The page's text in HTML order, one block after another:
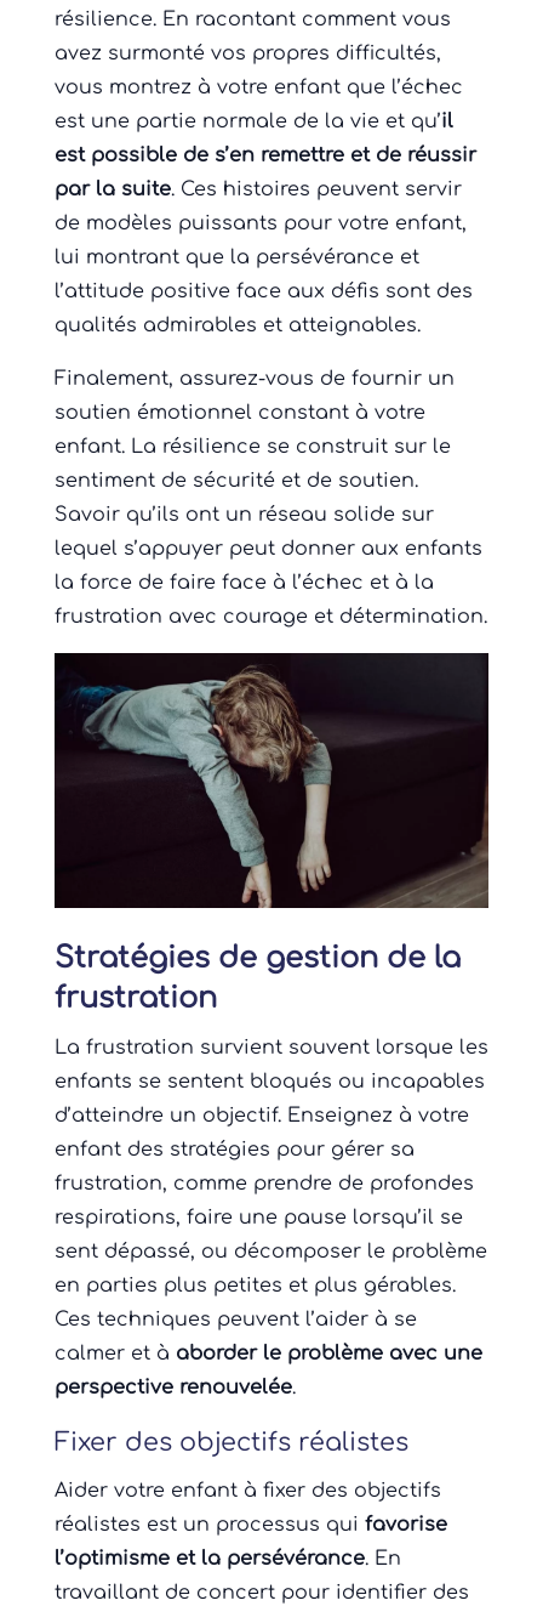
résilience. En racontant comment vous
avez surmonté vos propres difficultés,
vous montrez à votre enfant que l’échec
est une partie normale de la vie et qu’il
est possible de s’en remettre et de réussir
par la suite. Ces histoires peuvent servir
de modèles puissants pour votre enfant,
lui montrant que la persévérance et
l’attitude positive face aux défis sont des
qualités admirables et atteignables.
Finalement, assurez-vous de fournir un
soutien émotionnel constant à votre
enfant. La résilience se construit sur le
sentiment de sécurité et de soutien.
Savoir qu’ils ont un réseau solide sur
lequel s’appuyer peut donner aux enfants
la force de faire face à l’échec et à la
frustration avec courage et détermination.
Stratégies de gestion de la
frustration
La frustration survient souvent lorsque les
enfants se sentent bloqués ou incapables
d’atteindre un objectif. Enseignez à votre
enfant des stratégies pour gérer sa
frustration, comme prendre de profondes
respirations, faire une pause lorsqu’il se
sent dépassé, ou décomposer le problème
en parties plus petites et plus gérables.
Ces techniques peuvent l’aider à se
calmer et à aborder le problème avec une
perspective renouvelée.
Fixer des objectifs réalistes
Aider votre enfant à fixer des objectifs
réalistes est un processus qui favorise
l’optimisme et la persévérance. En
travaillant de concert pour identifier des